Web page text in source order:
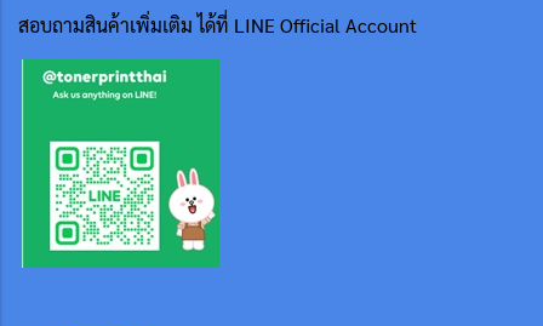
สอบถามสินค้าเพิ่มเติม ได้ที่ LINE Official Account